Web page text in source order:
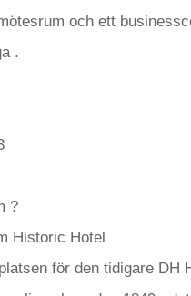
och ett
.
?
Historic Hotel
för den tidigare DH